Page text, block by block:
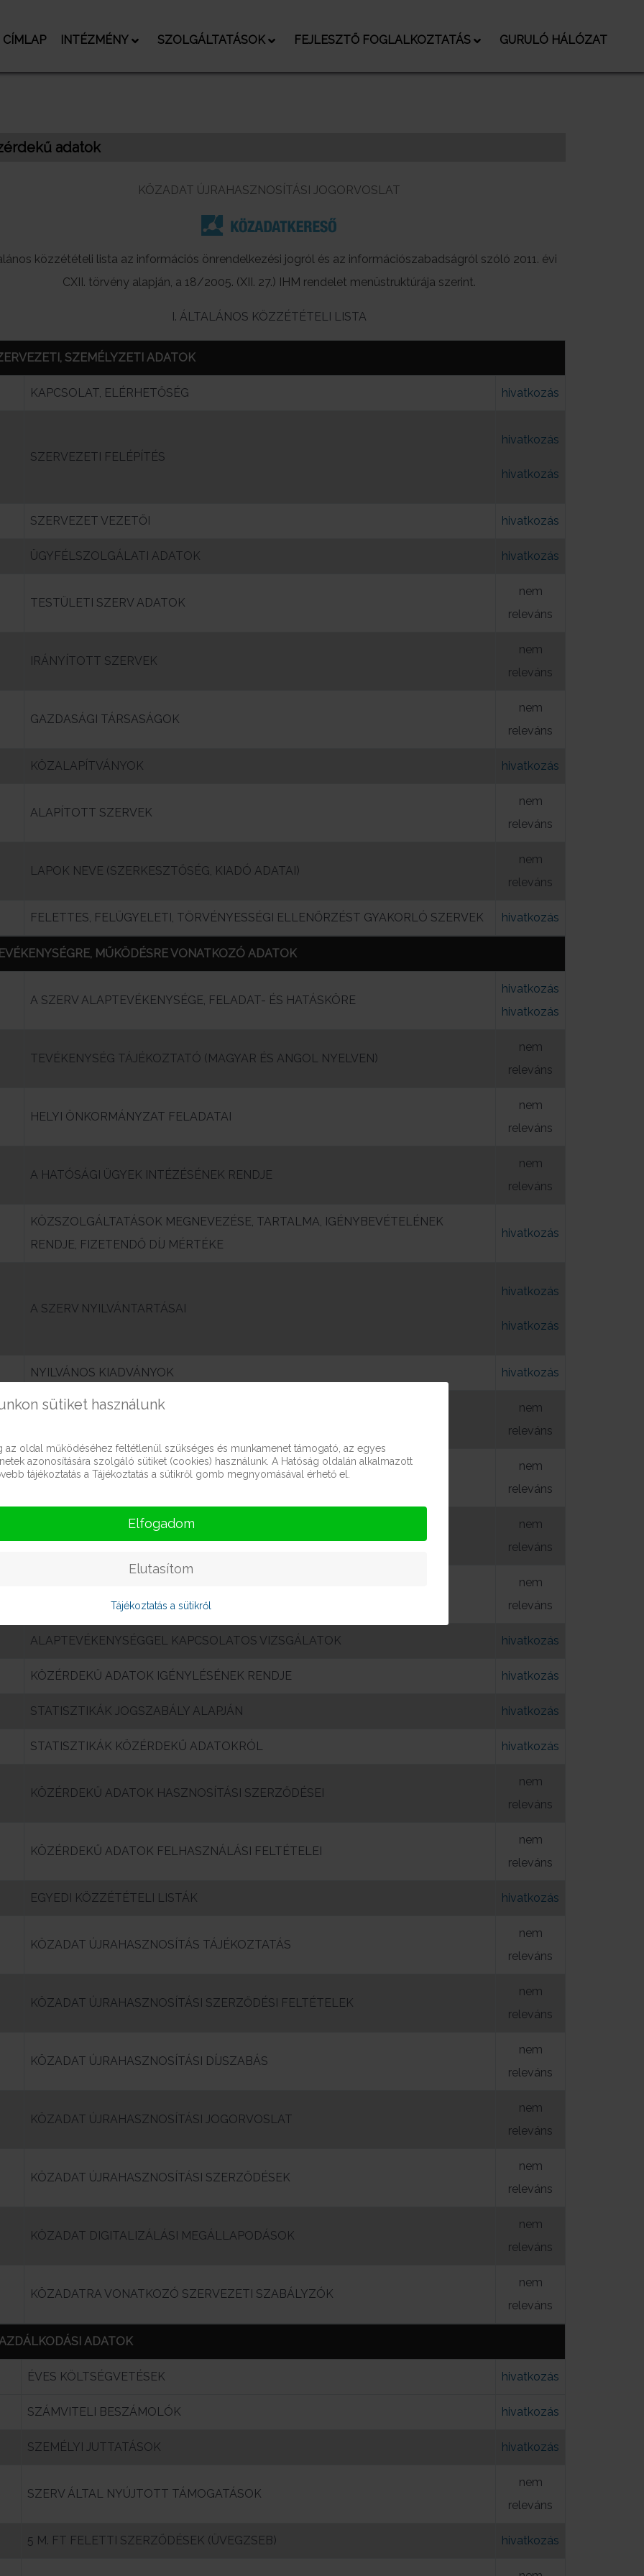
CÍMLAP INTÉZMÉNY SZOLGÁLTATÁSOK FEJLESZTŐ FOGLALKOZTATÁS GURULÓ HÁLÓZAT
adatok
KÖZADAT ÚJRAHASZNOSÍTÁSI JOGORVOSLAT
közzétételi lista az információs önrendelkezési jogról és az információszabadságról szóló 2011. évi
CXII. törvény alapján, a 18/2005. (XII. 27.) IHM rendelet menüstruktúrája szerint.
I. ÁLTALÁNOS KÖZZÉTÉTELI LISTA
SZEMÉLYZETI ADATOK
KAPCSOLAT, ELÉRHETŐSÉG hivatkozás
SZERVEZETI FELÉPÍTÉS
hivatkozás
hivatkozás
SZERVEZET VEZETŐI hivatkozás
ÜGYFÉLSZOLGÁLATI ADATOK hivatkozás
TESTÜLETI SZERV ADATOK
nem
releváns
IRÁNYÍTOTT SZERVEK
nem
releváns
GAZDASÁGI TÁRSASÁGOK
nem
releváns
KÖZALAPÍTVÁNYOK hivatkozás
ALAPÍTOTT SZERVEK
nem
releváns
LAPOK NEVE (SZERKESZTŐSÉG, KIADÓ ADATAI)
nem
releváns
FELETTES, FELÜGYELETI, TÖRVÉNYESSÉGI ELLENŐRZÉST GYAKORLÓ SZERVEK hivatkozás
MŰKÖDÉSRE VONATKOZÓ ADATOK
A SZERV ALAPTEVÉKENYSÉGE, FELADAT- ÉS HATÁSKÖRE
hivatkozás
hivatkozás
TEVÉKENYSÉG TÁJÉKOZTATÓ (MAGYAR ÉS ANGOL NYELVEN)
nem
releváns
HELYI ÖNKORMÁNYZAT FELADATAI
nem
releváns
A HATÓSÁGI ÜGYEK INTÉZÉSÉNEK RENDJE
nem
releváns
KÖZSZOLGÁLTATÁSOK MEGNEVEZÉSE, TARTALMA, IGÉNYBEVÉTELÉNEK
RENDJE, FIZETENDŐ DÍJ MÉRTÉKE
hivatkozás
A SZERV NYILVÁNTARTÁSAI
hivatkozás
hivatkozás
NYILVÁNOS KIADVÁNYOK hivatkozás
nem
releváns
A SZERV DÖNTÉSEI, KONCEPCIÓK, TERVEZETEK, JAVASLATOK
nem
releváns
nem
releváns
nem
releváns
ALAPTEVÉKENYSÉGGEL KAPCSOLATOS VIZSGÁLATOK hivatkozás
KÖZÉRDEKŰ ADATOK IGÉNYLÉSÉNEK RENDJE hivatkozás
STATISZTIKÁK JOGSZABÁLY ALAPJÁN hivatkozás
STATISZTIKÁK KÖZÉRDEKŰ ADATOKRÓL hivatkozás
KÖZÉRDEKŰ ADATOK HASZNOSÍTÁSI SZERZŐDÉSEI
nem
releváns
KÖZÉRDEKŰ ADATOK FELHASZNÁLÁSI FELTÉTELEI
nem
releváns
EGYEDI KÖZZÉTÉTELI LISTÁK hivatkozás
KÖZADAT ÚJRAHASZNOSÍTÁS TÁJÉKOZTATÁS
nem
releváns
KÖZADAT ÚJRAHASZNOSÍTÁSI SZERZŐDÉSI FELTÉTELEK
nem
releváns
KÖZADAT ÚJRAHASZNOSÍTÁSI DÍJSZABÁS
nem
releváns
KÖZADAT ÚJRAHASZNOSÍTÁSI JOGORVOSLAT
nem
releváns
KÖZADAT ÚJRAHASZNOSÍTÁSI SZERZŐDÉSEK
nem
releváns
KÖZADAT DIGITALIZÁLÁSI MEGÁLLAPODÁSOK
nem
releváns
KÖZADATRA VONATKOZÓ SZERVEZETI SZABÁLYZÓK
nem
releváns
ADATOK
ÉVES KÖLTSÉGVETÉSEK hivatkozás
SZÁMVITELI BESZÁMOLÓK hivatkozás
SZEMÉLYI JUTTATÁSOK hivatkozás
SZERV ÁLTAL NYÚJTOTT TÁMOGATÁSOK
nem
releváns
5 M. FT FELETTI SZERZŐDÉSEK (ÜVEGZSEB) hivatkozás
sütiket használunk
az oldal működéséhez feltétlenül szükséges és munkamenet támogató, az egyes
azonosítására szolgáló sütiket (cookies) használunk. A Hatóság oldalán alkalmazott
tájékoztatás a Tájékoztatás a sütikről gomb megnyomásával érhető el.
Elfogadom
Elutasítom
Tájékoztatás a sütikről